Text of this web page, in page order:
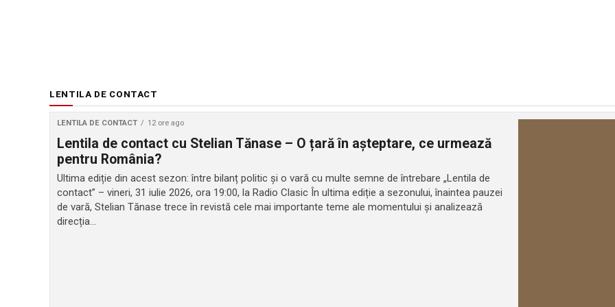
LENTILA DE CONTACT
LENTILA DE CONTACT 12 ore ago
Lentila de contact cu Stelian Tănase – O țară în așteptare, ce urmează
pentru România?
Ultima ediție din acest sezon: între bilanț politic și o vară cu multe semne de întrebare „Lentila de
contact” – vineri, 31 iulie 2026, ora 19:00, la Radio Clasic În ultima ediție a sezonului, înaintea pauzei
de vară, Stelian Tănase trece în revistă cele mai importante teme ale momentului și analizează
direcția...